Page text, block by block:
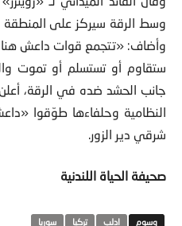
وسط الرقة سيركز على المنطقة
وأضاف: «تتجمع قوات داعش
ستقاوم أو تستسلم أو تموت
جانب الحشد ضده في الرقة،
النظامية وحلفاءها طوّقوا
شرقي دير الزور.
صحيفة الحياة اللندنية
ادلب تركيا سوريا